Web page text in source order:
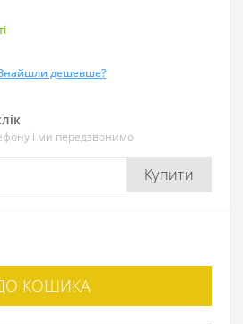
дешевше?
і ми передзвонимо
Купити
КОШИКА